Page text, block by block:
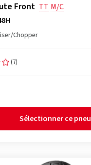
Front TT M/C
Chopper
(7)
Sélectionner ce pneu